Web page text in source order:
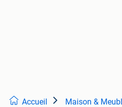
Accueil Maison &